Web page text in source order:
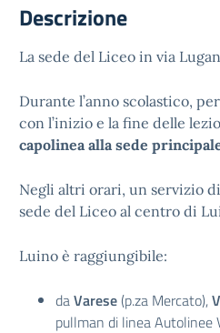
Descrizione
La sede del Liceo in via
Durante l’anno scolastico,
con l’inizio e la fine delle
capolinea alla sede
Negli altri orari, un servizio
sede del Liceo al centro di
Luino è raggiungibile:
daVarese (p.za Mercato),
pullman di linea Autolinee